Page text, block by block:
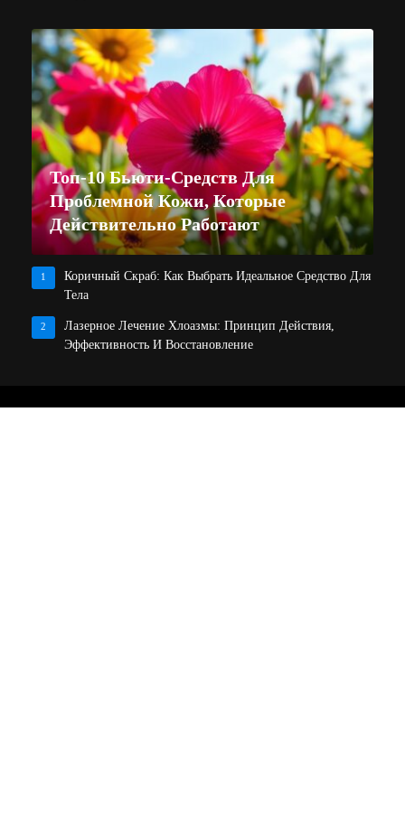
Топ-10 Бьюти-Средств Для
Проблемной Кожи, Которые
Действительно Работают
1
Коричный Скраб: Как Выбрать Идеальное Средство Для
Тела
2
Лазерное Лечение Хлоазмы: Принцип Действия,
Эффективность И Восстановление